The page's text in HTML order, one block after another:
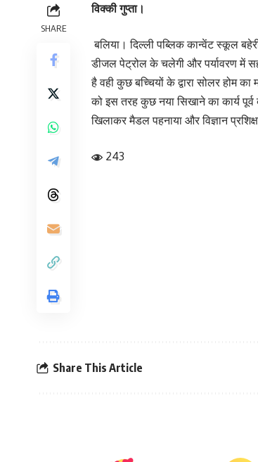
SHARE
विक्की गुप्ता।
बलिया। दिल्ली पब्लिक कान्वेंट स्कूल
डीजल पेट्रोल के चलेगी और पर्यावरण में
है वही कुछ बच्चियों के द्वारा सोलर होम
को इस तरह कुछ नया सिखाने का कार्य
खिलाकर मैडल पहनाया और विज्ञान
243
Share This Article